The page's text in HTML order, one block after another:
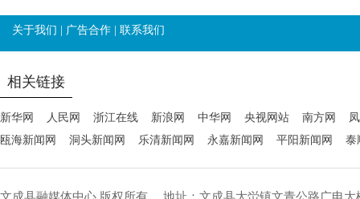
关于我们 广告合作 联系我们
相关链接
新华网 人民网 浙江在线 新浪网 中华网 央视网站 南方网
瓯海新闻网
洞头新闻网 乐清新闻网 永嘉新闻网 平阳新闻网 泰